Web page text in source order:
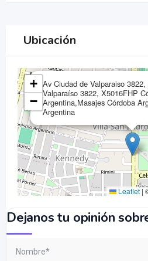
Ubicación
Av Ciudad de Valparaiso
Valparaíso 3822, X5016FHP
Argentina,Masajes Córdoba
Argentina
+
−
Leaflet |
Dejanos tu opinión